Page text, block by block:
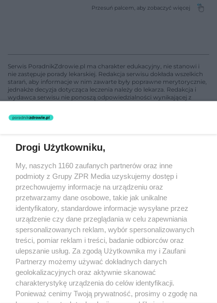
Serwis PoradnikZdrowie.pl ma charakter edukacyjny, nie stanowi i
nie zastępuje porady lekarskiej. Redakcja serwisu dokłada wszelkich
starań, aby informacje w nim zawarte były poprawne merytorycznie,
jednakże decyzja dotycząca leczenia należy do lekarza. Redakcja i
wydawca serwisu nie ponoszą odpowiedzialności wynikającej z
świadczeń zdrowotnych w rozumieniu art. 3 ust 1 ustawy o
rozpowszechniany lub dalej rozpowszechniany w jakikolwiek sposób
(w tym także elektroniczny lub mechaniczny) na jakimkolwiek polu
eksploatacji w jakiejkolwiek formie, włącznie z umieszczaniem w
Internecie bez pisemnej zgody właściciela praw. Jakiekolwiek użycie
lub wykorzystanie utworów w całości lub w części z naruszeniem
prawa, tzn. bez właściwej zgody, jest zabronione pod groźbą kary i
może być ścigane prawnie.
O nas
Drogi Użytkowniku,
My, naszych 1160 zaufanych partnerów oraz inne
podmioty z Grupy ZPR Media uzyskujemy dostęp i
przechowujemy informacje na urządzeniu oraz
przetwarzamy dane osobowe, takie jak unikalne
identyfikatory, standardowe informacje wysyłane przez
urządzenie czy dane przeglądania w celu zapewniania
spersonalizowanych reklam, wybór spersonalizowanych
treści, pomiar reklam i treści, badanie odbiorców oraz
ulepszanie usług. Za zgodą Użytkownika my i Zaufani
Partnerzy możemy używać dokładnych danych
geolokalizacyjnych oraz aktywnie skanować
charakterystykę urządzenia do celów identyfikacji.
Ponieważ cenimy Twoją prywatność, prosimy o zgodę na